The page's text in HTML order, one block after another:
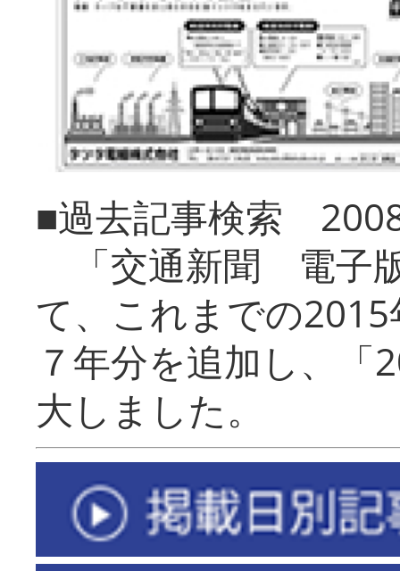
■過去記事検索
「交通新聞 電子
て、これまでの
７年分を追加し、「
大しまし